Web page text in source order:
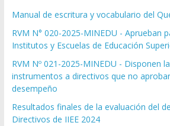
Manual de escritura y vocabulario del
RVM N° 020-2025-MINEDU - Aprueban
Institutos y Escuelas de Educación
RVM Nº 021-2025-MINEDU - Disponen
instrumentos a directivos que no
desempeño
Resultados finales de la evaluación del
Directivos de IIEE 2024